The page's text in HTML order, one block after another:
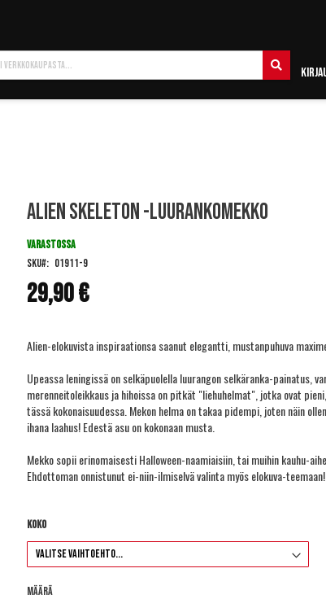
Alien Skeleton -luurankomekko
29,90 €
VARASTOSSA
SKU
01911-9
Alien-elokuvista inspiraationsa saanut elegantti, mustanpuhuva
Upeassa leningissä on selkäpuolella luurangon selkäranka-painatus,
merenneitoleikkaus ja hihoissa on pitkät "liehuhelmat", jotka ovat
tässä kokonaisuudessa. Mekon helma on takaa pidempi, joten näin
ihana laahus! Edestä asu on kokonaan musta.
Mekko sopii erinomaisesti Halloween-naamiaisiin, tai muihin kauhu-
Ehdottoman onnistunut ei-niin-ilmiselvä valinta myös elokuva-teemaan!
Koko
Määrä